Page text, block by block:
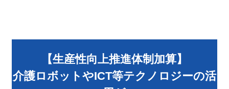
【生産性向上推進体制加算】
介護ロボットやICT等テクノロジーの活